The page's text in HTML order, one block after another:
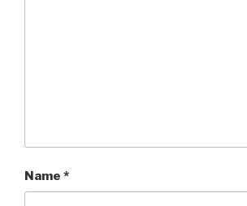
Name *